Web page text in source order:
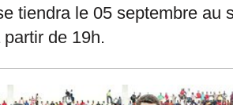
tiendra le 05 septembre au
de 19h.